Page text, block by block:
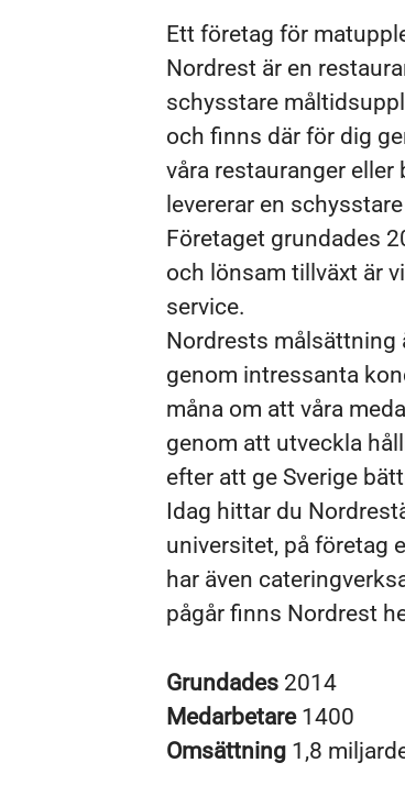
Ett företag för
Nordrest är en
schysstare
och finns där för dig
våra restauranger eller
levererar en
Företaget grundades
och lönsam tillväxt är
service.
Nordrests målsättning
genom intressanta
måna om att våra
genom att utveckla
efter att ge Sverige
Idag hittar du
universitet, på företag
har även
pågår finns Nordrest
Grundades 2014
Medarbetare 1400
Omsättning 1,8